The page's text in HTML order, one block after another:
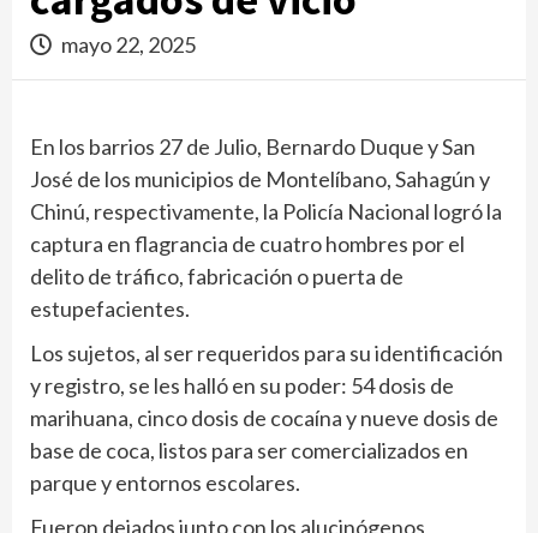
mayo 22, 2025
En los barrios 27 de Julio, Bernardo Duque y San
José de los municipios de Montelíbano, Sahagún y
Chinú, respectivamente, la Policía Nacional logró la
captura en flagrancia de cuatro hombres por el
delito de tráfico, fabricación o puerta de
estupefacientes.
Los sujetos, al ser requeridos para su identificación
y registro, se les halló en su poder: 54 dosis de
marihuana, cinco dosis de cocaína y nueve dosis de
base de coca, listos para ser comercializados en
parque y entornos escolares.
Fueron dejados junto con los alucinógenos